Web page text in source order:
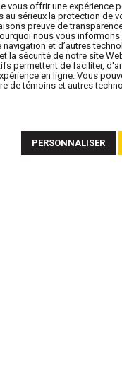
vous offrir une expérience
au sérieux la protection de
preuve de
nous vous
et d’autres
la sécurité de notre site
permettent de faciliter,
en ligne. Vous
de témoins et autres